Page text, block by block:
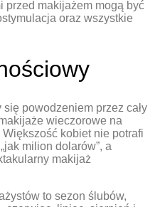
przed makijażem mogą być
oraz wszystkie
powodzeniem przez cały
wieczorowe na
kobiet nie potrafi
milion dolarów”, a
makijaż
to sezon ślubów,